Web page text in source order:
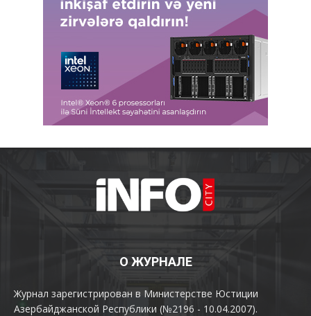
О ЖУРНАЛЕ
Журнал зарегистрирован в Министерстве Юстиции
Азербайджанской Республики (№2196 - 10.04.2007).